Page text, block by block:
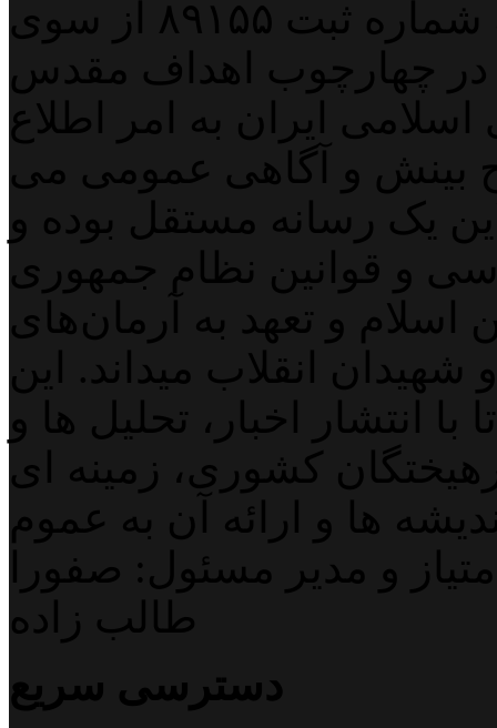
پایگاه خبری خبربین آنلاین به شماره ثبت ۸۹۱۵۵ از سوی
در چهارچوب اهداف مقدس
ایران به امر اطلاع
بینش و آگاهی عمومی می
یک رسانه مستقل بوده و
و قوانین نظام جمهوری
و تعهد به آرمان‌های
انقلاب میداند. این
انتشار اخبار، تحلیل ها و
کشوری، زمینه ای
ها و ارائه آن به عموم
و مدیر مسئول: صفورا
طالب زاده
دسترسی سریع